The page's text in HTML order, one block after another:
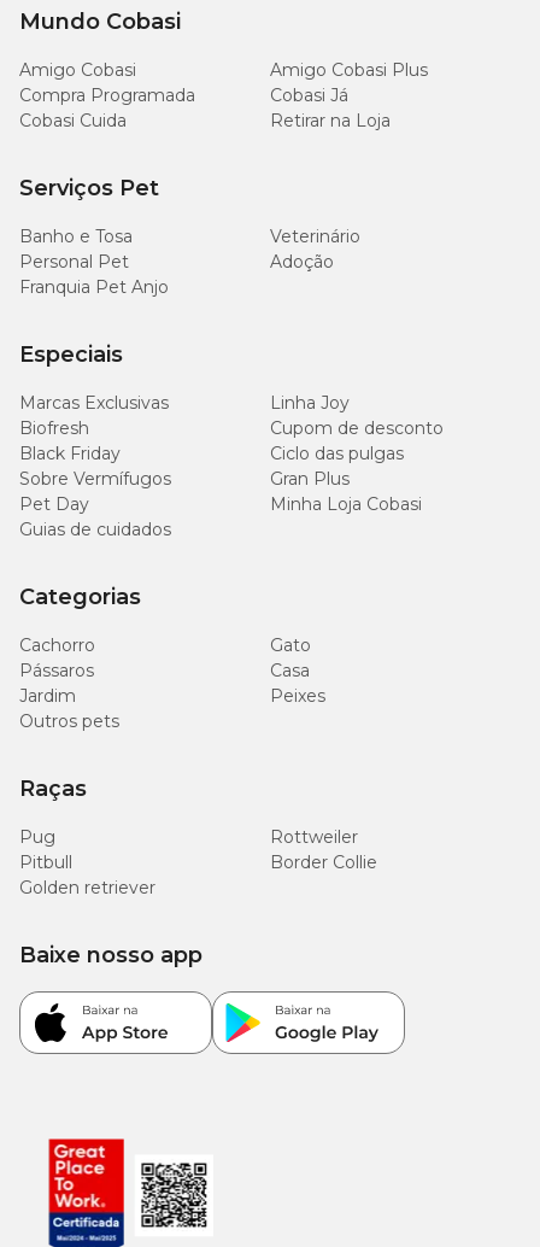
Mundo Cobasi
Amigo Cobasi
Amigo Cobasi Plus
Compra Programada
Cobasi Já
Cobasi Cuida
Retirar na Loja
Serviços Pet
Banho e Tosa
Veterinário
Personal Pet
Adoção
Franquia Pet Anjo
Especiais
Marcas Exclusivas
Linha Joy
Biofresh
Cupom de desconto
Black Friday
Ciclo das pulgas
Sobre Vermífugos
Gran Plus
Pet Day
Minha Loja Cobasi
Guias de cuidados
Categorias
Cachorro
Gato
Pássaros
Casa
Jardim
Peixes
Outros pets
Raças
Pug
Rottweiler
Pitbull
Border Collie
Golden retriever
Baixe nosso app